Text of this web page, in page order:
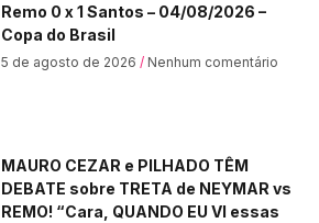
Remo 0 x 1 Santos – 04/08/2026 –
Copa do Brasil
5 de agosto de 2026 Nenhum comentário
MAURO CEZAR e PILHADO TÊM
DEBATE sobre TRETA de NEYMAR vs
REMO! “Cara, QUANDO EU VI essas